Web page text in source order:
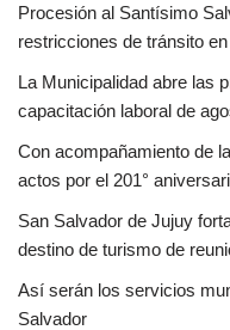
Procesión al Santísimo
restricciones de tránsito
La Municipalidad abre las
capacitación laboral de
Con acompañamiento de
actos por el 201°
San Salvador de Jujuy
destino de turismo de
Así serán los servicios
Salvador